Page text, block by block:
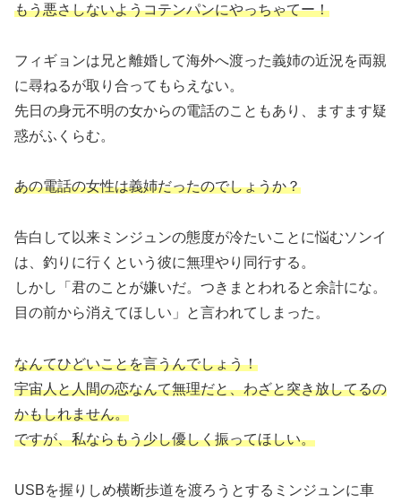
もう悪さしないようコテンパンにやっちゃてー！
フィギョンは兄と離婚して海外へ渡った義姉の近況を両親
に尋ねるが取り合ってもらえない。
先日の身元不明の女からの電話のこともあり、ますます疑
惑がふくらむ。
あの電話の女性は義姉だったのでしょうか？
告白して以来ミンジュンの態度が冷たいことに悩むソンイ
は、釣りに行くという彼に無理やり同行する。
しかし「君のことが嫌いだ。つきまとわれると余計にな。
目の前から消えてほしい」と言われてしまった。
なんてひどいことを言うんでしょう！
宇宙人と人間の恋なんて無理だと、わざと突き放してるの
かもしれません。
ですが、私ならもう少し優しく振ってほしい。
USBを握りしめ横断歩道を渡ろうとするミンジュンに車